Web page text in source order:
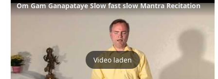
Om Gam Ganapataye Slow fast slow Mantra Recitation
Video laden